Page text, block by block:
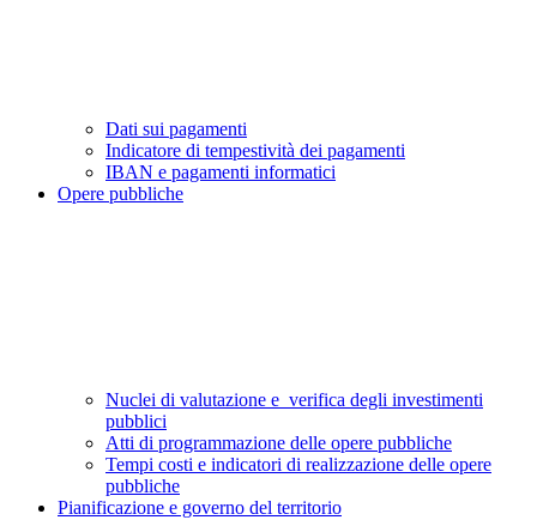
Dati sui pagamenti
Indicatore di tempestività dei pagamenti
IBAN e pagamenti informatici
Opere pubbliche
Nuclei di valutazione e verifica degli investimenti
pubblici
Atti di programmazione delle opere pubbliche
Tempi costi e indicatori di realizzazione delle opere
pubbliche
Pianificazione e governo del territorio